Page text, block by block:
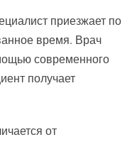
приезжает по
время. Врач
современного
получает
от